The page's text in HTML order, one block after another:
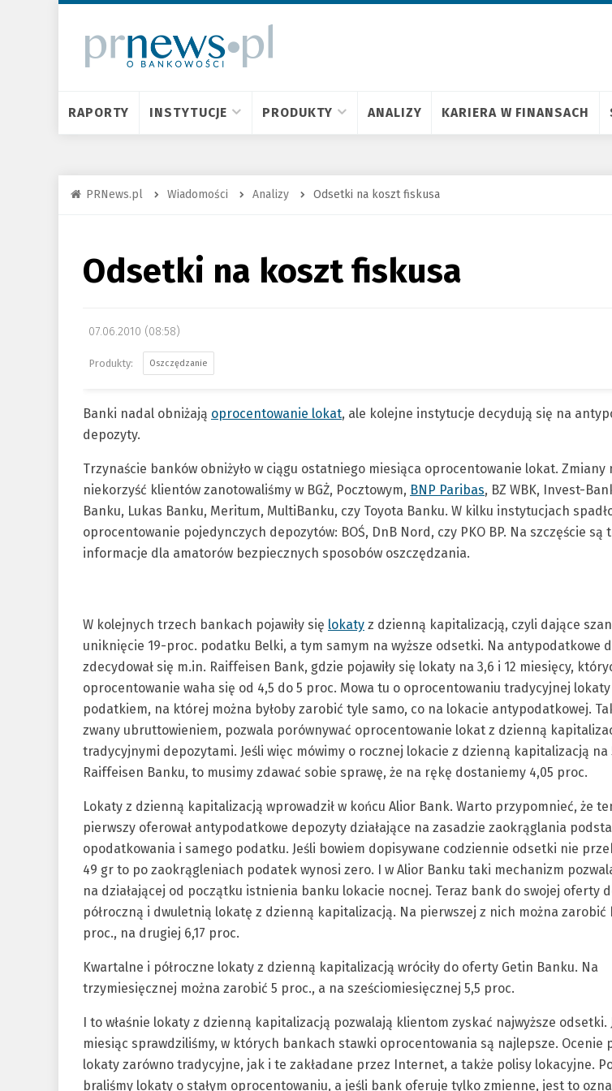
RAPORTY INSTYTUCJE PRODUKTY ANALIZY KARIERA W FINANSACH
PRNews.pl Wiadomości Analizy Odsetki na koszt fiskusa
Odsetki na koszt fiskusa
07.06.2010 (08:58)
Oszczędzanie
Banki nadal obniżają oprocentowanie lokat, ale kolejne instytucje decydują się na
depozyty.
Trzynaście banków obniżyło w ciągu ostatniego miesiąca oprocentowanie lokat. Zmiany
niekorzyść klientów zanotowaliśmy w BGŻ, Pocztowym, BNP Paribas, BZ WBK, Invest-
Banku, Lukas Banku, Meritum, MultiBanku, czy Toyota Banku. W kilku instytucjach
oprocentowanie pojedynczych depozytów: BOŚ, DnB Nord, czy PKO BP. Na szczęście są
informacje dla amatorów bezpiecznych sposobów oszczędzania.
W kolejnych trzech bankach pojawiły się lokaty z dzienną kapitalizacją, czyli dające
uniknięcie 19-proc. podatku Belki, a tym samym na wyższe odsetki. Na antypodatkowe
zdecydował się m.in. Raiffeisen Bank, gdzie pojawiły się lokaty na 3,6 i 12 miesięcy,
oprocentowanie waha się od 4,5 do 5 proc. Mowa tu o oprocentowaniu tradycyjnej lokaty
podatkiem, na której można byłoby zarobić tyle samo, co na lokacie antypodatkowej.
zwany ubruttowieniem, pozwala porównywać oprocentowanie lokat z dzienną
tradycyjnymi depozytami. Jeśli więc mówimy o rocznej lokacie z dzienną kapitalizacją na
Raiffeisen Banku, to musimy zdawać sobie sprawę, że na rękę dostaniemy 4,05 proc.
Lokaty z dzienną kapitalizacją wprowadził w końcu Alior Bank. Warto przypomnieć, że
pierwszy oferował antypodatkowe depozyty działające na zasadzie zaokrąglania
opodatkowania i samego podatku. Jeśli bowiem dopisywane codziennie odsetki nie
49 gr to po zaokrągleniach podatek wynosi zero. I w Alior Banku taki mechanizm
na działającej od początku istnienia banku lokacie nocnej. Teraz bank do swojej oferty
półroczną i dwuletnią lokatę z dzienną kapitalizacją. Na pierwszej z nich można zarobić
proc., na drugiej 6,17 proc.
Kwartalne i półroczne lokaty z dzienną kapitalizacją wróciły do oferty Getin Banku. Na
trzymiesięcznej można zarobić 5 proc., a na sześciomiesięcznej 5,5 proc.
I to właśnie lokaty z dzienną kapitalizacją pozwalają klientom zyskać najwyższe odsetki.
miesiąc sprawdziliśmy, w których bankach stawki oprocentowania są najlepsze. Ocenie
lokaty zarówno tradycyjne, jak i te zakładane przez Internet, a także polisy lokacyjne.
braliśmy lokaty o stałym oprocentowaniu, a jeśli bank oferuje tylko zmienne, jest to